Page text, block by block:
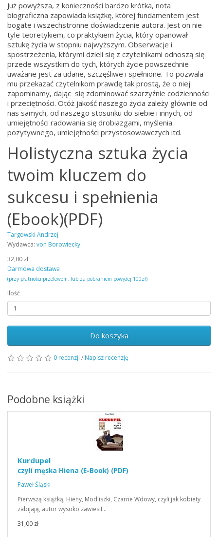
Już powyższa, z konieczności bardzo krótka, nota
biograficzna zapowiada książkę, której fundamentem jest
bogate i wszechstronne doświadczenie autora. Jest on nie
tyle teoretykiem, co praktykiem życia, który opanował
sztukę życia w stopniu najwyższym. Obserwacje i
spostrzeżenia, którymi dzieli się z czytelnikami odnoszą się
przede wszystkim do tych, których życie powszechnie
uważane jest za udane, szczęśliwe i spełnione. To pozwala
mu przekazać czytelnikom prawdę tak prostą, że o niej
zapominamy, dając się zdominować szarzyźnie codzienności
i przeciętności. Otóż jakość naszego życia zależy głównie od
nas samych, od naszego stosunku do siebie i innych, od
umiejętności radowania się drobiazgami, myślenia
pozytywnego, umiejętności przystosowawczych itd.
Holistyczna sztuka życia
twoim kluczem do
sukcesu i spełnienia
(Ebook)(PDF)
Targowski Andrzej
Wydawca: von Borowiecky
32,00 zł
Darmowa dostawa
(przy płatności przelewem, lub za pobraniem powyżej 100zł)
Ilość
Do koszyka
0 recenzji / Napisz recenzję
Podobne książki
Kurdupel
czyli męska Hiena (E-Book) (PDF)
Paweł Śląski
Pierwszą książką, Hieny, Modliszki, Czarne Wdowy, czyli jak kobiety
zabijają, autor wysoko zawiesił…
31,00 zł